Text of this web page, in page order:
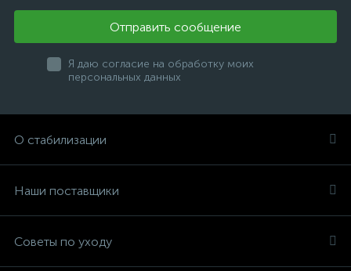
Отправить сообщение
Я даю согласие на обработку моих
персональных данных
О стабилизации
Наши поставщики
Советы по уходу